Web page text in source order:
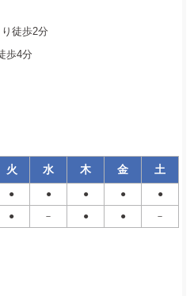
徒歩2分
歩4分
火 水 木 金 土
● ● ● ●
●
● － ● ● －